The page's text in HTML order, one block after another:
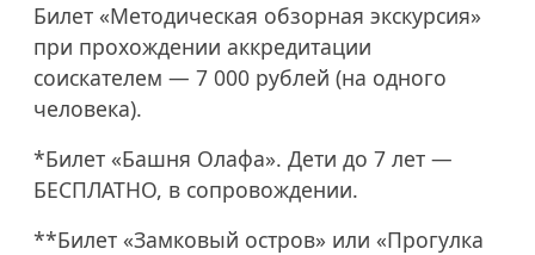
Билет «Методическая обзорная экскурсия»
при прохождении аккредитации
соискателем — 7 000 рублей (на одного
человека).
*Билет «Башня Олафа». Дети до 7 лет —
БЕСПЛАТНО, в сопровождении.
**Билет «Замковый остров» или «Прогулка